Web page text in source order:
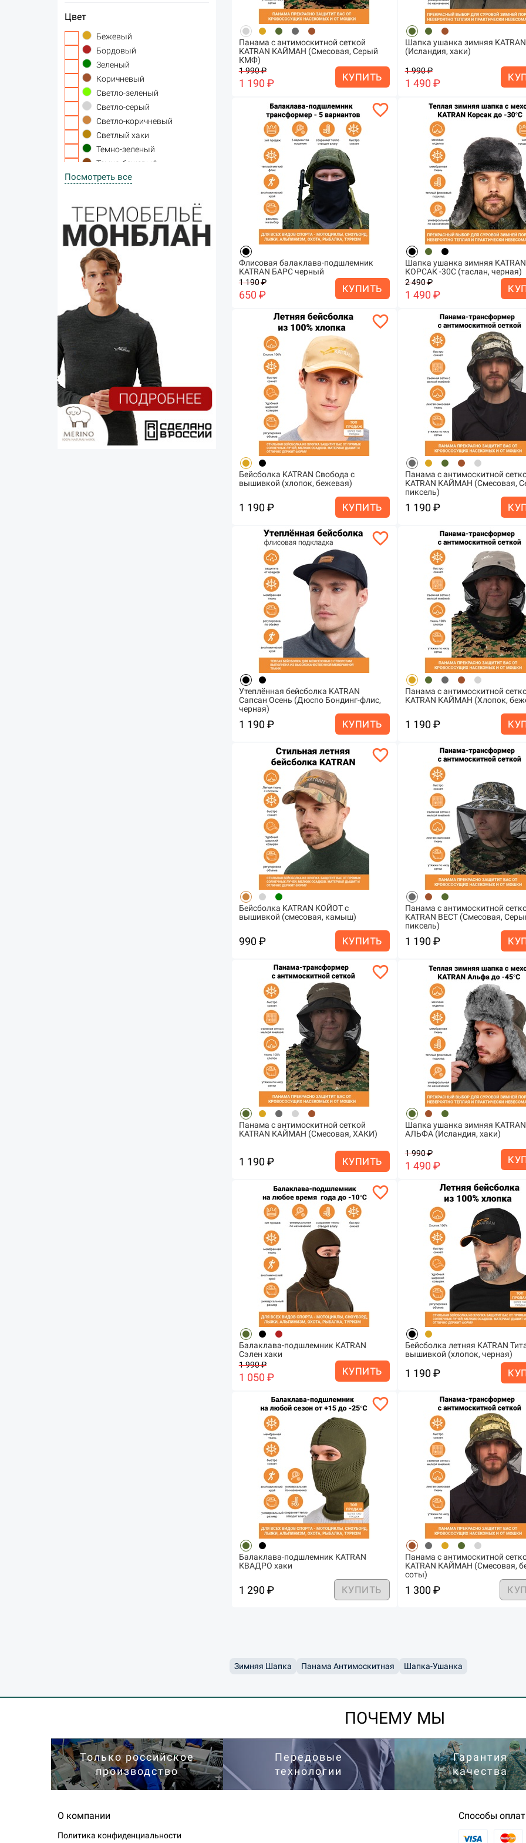
Цвет
Бежевый
Бордовый
Зеленый
Коричневый
Светло-зеленый
Светло-серый
Светло-коричневый
Светлый хаки
Темно-зеленый
Темно-бежевый
Темно-серый
Черный
Посмотреть все
Панама с антимоскитной сеткой
KATRAN КАЙМАН (Смесовая, Серый
КМФ)
1 990 ₽
1 190 ₽ КУПИТЬ
Шапка ушанка зимняя
(Исландия, хаки)
1 990 ₽
1 490 ₽
favorite_border
Флисовая балаклава-подшлемник
KATRAN БАРС черный
1 190 ₽
650 ₽ КУПИТЬ
Шапка ушанка зимняя KATRAN
КОРСАК -30С (таслан, черная)
2 490 ₽
1 490 ₽
favorite_border
Бейсболка KATRAN Свобода с
вышивкой (хлопок, бежевая)
1 190 ₽ КУПИТЬ
Панама с антимоскитной
KATRAN КАЙМАН (Смесовая,
пиксель)
1 190 ₽
favorite_border
Утеплённая бейсболка KATRAN
Сапсан Осень (Дюспо Бондинг-флис,
черная)
1 190 ₽ КУПИТЬ
Панама с антимоскитной
KATRAN КАЙМАН (Хлопок,
1 190 ₽
favorite_border
Бейсболка KATRAN КОЙОТ с
вышивкой (смесовая, камыш)
990 ₽ КУПИТЬ
Панама с антимоскитной
KATRAN ВЕСТ (Смесовая,
пиксель)
1 190 ₽
favorite_border
Панама с антимоскитной сеткой
KATRAN КАЙМАН (Смесовая, ХАКИ)
1 190 ₽ КУПИТЬ
Шапка ушанка зимняя KATRAN
АЛЬФА (Исландия, хаки)
1 990 ₽
1 490 ₽
favorite_border
Балаклава-подшлемник KATRAN
Сэлен хаки
1 990 ₽
1 050 ₽ КУПИТЬ
Бейсболка летняя KATRAN
вышивкой (хлопок, черная)
1 190 ₽
favorite_border
Балаклава-подшлемник KATRAN
КВАДРО хаки
1 290 ₽ КУПИТЬ
Панама с антимоскитной
KATRAN КАЙМАН (Смесовая,
соты)
1 300 ₽
Зимняя Шапка Панама Антимоскитная Шапка-Ушанка
ПОЧЕМУ МЫ
Только российское
производство
Передовые
технологии
Гарантия
качества
О компании
Политика конфиденциальности
Способы